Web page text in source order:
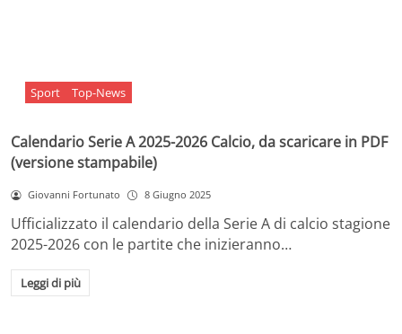
Sport Top-News
Calendario Serie A 2025-2026 Calcio, da scaricare in PDF
(versione stampabile)
Giovanni Fortunato 8 Giugno 2025
Ufficializzato il calendario della Serie A di calcio stagione
2025-2026 con le partite che inizieranno…
Leggi di più